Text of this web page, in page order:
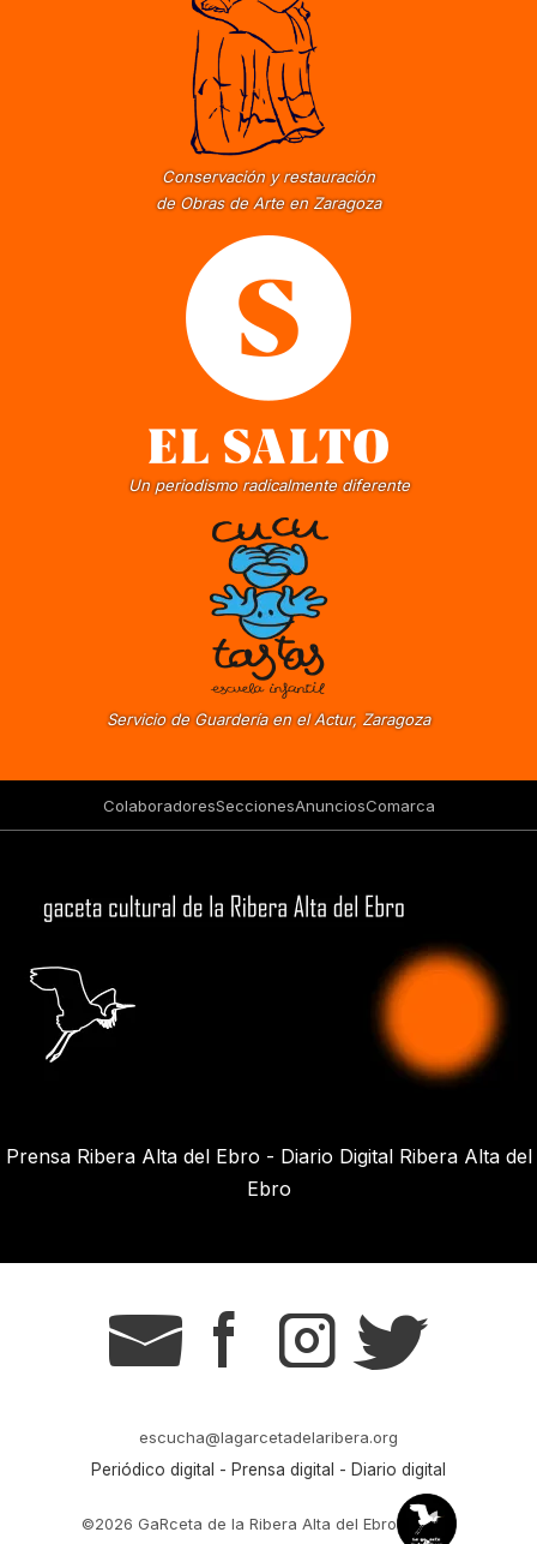
Conservación y restauración
de Obras de Arte en Zaragoza
Un periodismo radicalmente diferente
Servicio de Guardería en el Actur, Zaragoza
ColaboradoresSeccionesAnunciosComarca
Prensa Ribera Alta del Ebro - Diario Digital Ribera Alta del
Ebro
g s t r
escucha@lagarcetadelaribera.org
Periódico digital - Prensa digital - Diario digital
©2026 GaRceta de la Ribera Alta del Ebro